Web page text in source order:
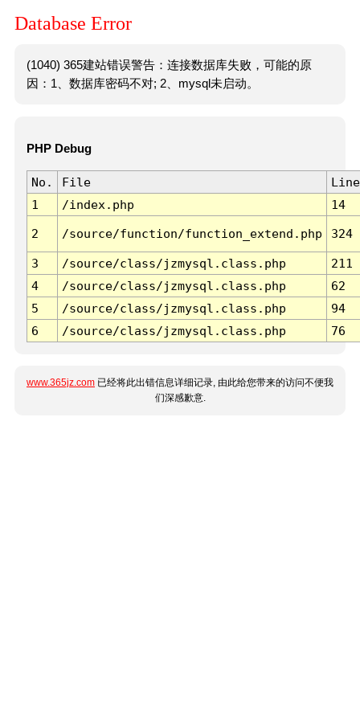
Database Error
(1040) 365建站错误警告：连接数据库失败，可能的原
因：1、数据库密码不对; 2、mysql未启动。
PHP Debug
No. File
Line
1
/index.php 14
2 /source/function/function_extend.php 324
3 /source/class/jzmysql.class.php
211
4
/source/class/jzmysql.class.php
62
5
/source/class/jzmysql.class.php
94
6
/source/class/jzmysql.class.php 76
www.365jz.com 已经将此出错信息详细记录, 由此给您带来的访问不便我
们深感歉意.